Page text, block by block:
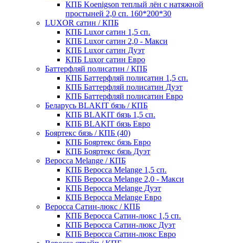
КПБ Koenigson теплый лён с натяжной
простыней 2,0 сп. 160*200*30
LUXOR сатин / КПБ
КПБ Luxor сатин 1,5 сп.
КПБ Luxor сатин 2,0 - Макси
КПБ Luxor сатин Дуэт
КПБ Luxor сатин Евро
Баттерфляй полисатин / КПБ
КПБ Баттерфляй полисатин 1,5 сп.
КПБ Баттерфляй полисатин Дуэт
КПБ Баттерфляй полисатин Евро
Беларусь BLAKIT бязь / КПБ
КПБ BLAKIT бязь 1,5 сп.
КПБ BLAKIT бязь Евро
Бояртекс бязь / КПБ (40)
КПБ Бояртекс бязь Евро
КПБ Бояртекс бязь Дуэт
Веросса Melange / КПБ
КПБ Веросса Melange 1,5 сп.
КПБ Веросса Melange 2,0 - Макси
КПБ Веросса Melange Дуэт
КПБ Веросса Melange Евро
Веросса Сатин-люкс / КПБ
КПБ Веросса Сатин-люкс 1,5 сп.
КПБ Веросса Сатин-люкс Дуэт
КПБ Веросса Сатин-люкс Евро